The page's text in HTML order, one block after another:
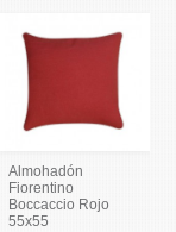
Almohadón
Fiorentino
Boccaccio Rojo
55x55